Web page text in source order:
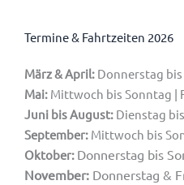
Termine & Fahrtzeiten 2026
März & April: Donnerstag
Mai: Mittwoch bis Sonntag |
Juni bis August: Dienstag
September: Mittwoch bis
Oktober: Donnerstag bis
November: Donnerstag &